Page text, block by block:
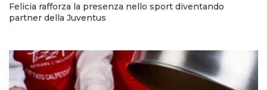
Felicia rafforza la presenza nello sport diventando
partner della Juventus